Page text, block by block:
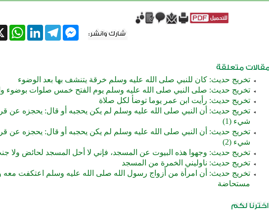
X LinkedInTelegram
Messenger
تخريج حديث: كان للنبي صلى الله عليه وسلم خرقة يتنشف بها بعد الوضوء
تخريج حديث: صلى النبي صلى الله عليه وسلم يوم الفتح خمس صلوات بوضوء
تخريج حديث: رأيت ابن عمر يوما توضأ لكل صلاة
تخريج حديث: أن النبي صلى الله عليه وسلم لم يكن يحجبه أو قال: يحجزه عن
شيء (1)
تخريج حديث: أن النبي صلى الله عليه وسلم لم يكن يحجبه أو قال: يحجزه عن
شيء (2)
تخريج حديث: وجهوا هذه البيوت عن المسجد، فإني لا أحل المسجد لحائض ولا
تخريج حديث: ناوليني الخمرة من المسجد
تخريج حديث: أن امرأة من أزواج رسول الله صلى الله عليه وسلم اعتكفت معه
مستحاضة